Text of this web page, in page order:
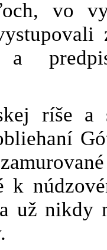
vo
a
ríše
k
už nikdy